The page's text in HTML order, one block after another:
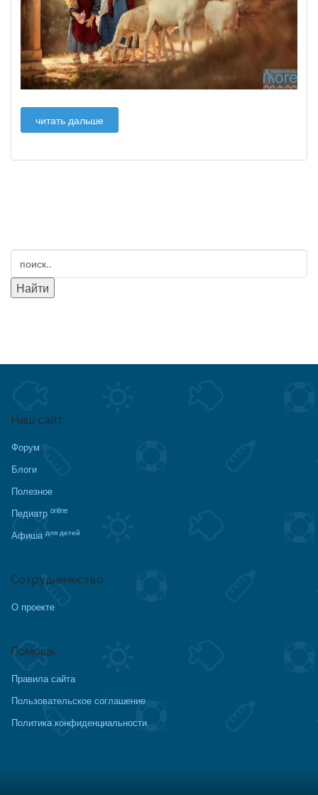
читать дальше
Наш сайт
Форум
Блоги
Полезное
Педиатр online
Афиша для детей
Сотрудничество
О проекте
Помощь
Правила сайта
Пользовательское соглашение
Политика конфиденциальности